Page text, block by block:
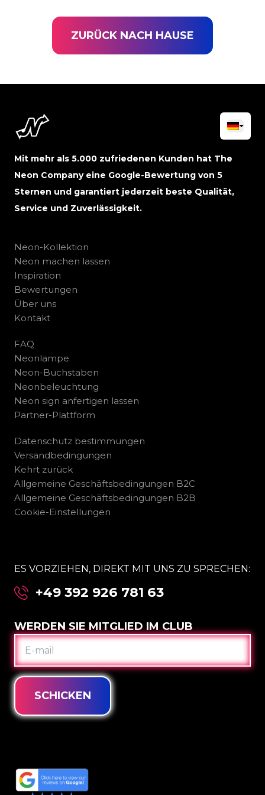
ZURÜCK NACH HAUSE
Mit mehr als 5.000 zufriedenen Kunden hat The
Neon Company eine Google-Bewertung von 5
Sternen und garantiert jederzeit beste Qualität,
Service und Zuverlässigkeit.
Neon-Kollektion
Neon machen lassen
Inspiration
Bewertungen
Über uns
Kontakt
FAQ
Neonlampe
Neon-Buchstaben
Neonbeleuchtung
Neon sign anfertigen lassen
Partner-Plattform
Datenschutz bestimmungen
Versandbedingungen
Kehrt zurück
Allgemeine Geschäftsbedingungen B2C
Allgemeine Geschäftsbedingungen B2B
Cookie-Einstellungen
ES VORZIEHEN, DIREKT MIT UNS ZU SPRECHEN:
+49 392 926 781 63
WERDEN SIE MITGLIED IM CLUB
E-
MAIL
SCHICKEN